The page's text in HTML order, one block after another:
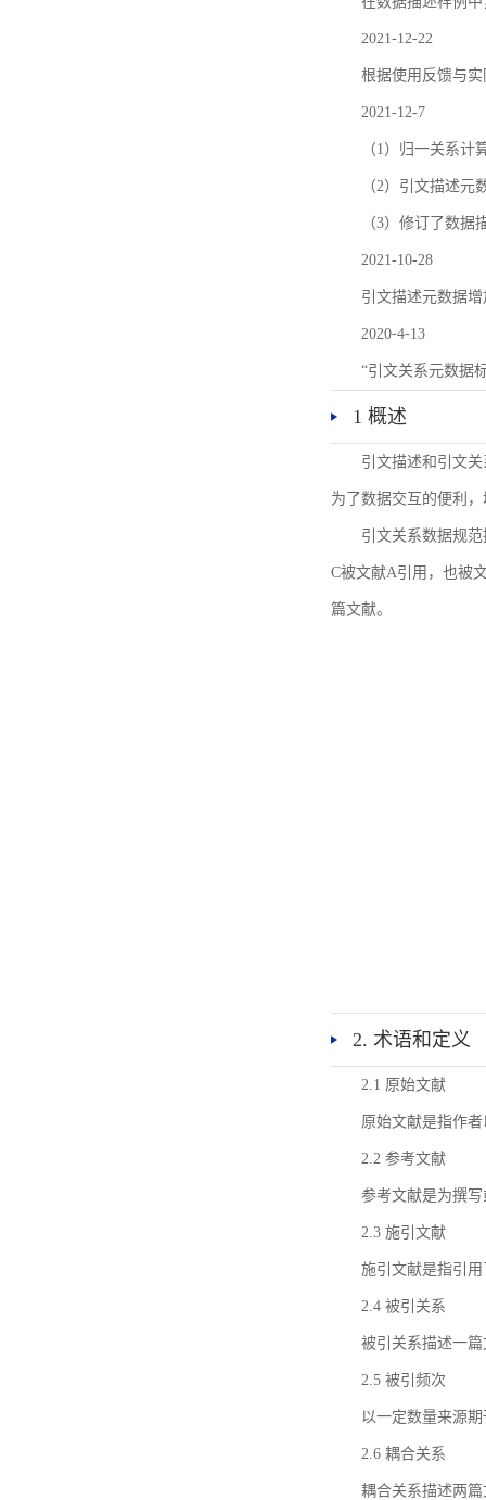
2021-12-22
根据使用反馈与
2021-12-7
（1）归一关系
（2）引文描述元
（3）修订了数据
2021-10-28
引文描述元数据增
2020-4-13
“引文关系元数据
1 概述
引文描述和引文
为了数据交互的便利
引文关系数据规
C被文献A引用，也被
篇文献。
2. 术语和定义
2.1 原始文献
原始文献是指作
2.2 参考文献
参考文献是为撰
2.3 施引文献
施引文献是指引
2.4 被引关系
被引关系描述一
2.5 被引频次
以一定数量来源
2.6 耦合关系
耦合关系描述两